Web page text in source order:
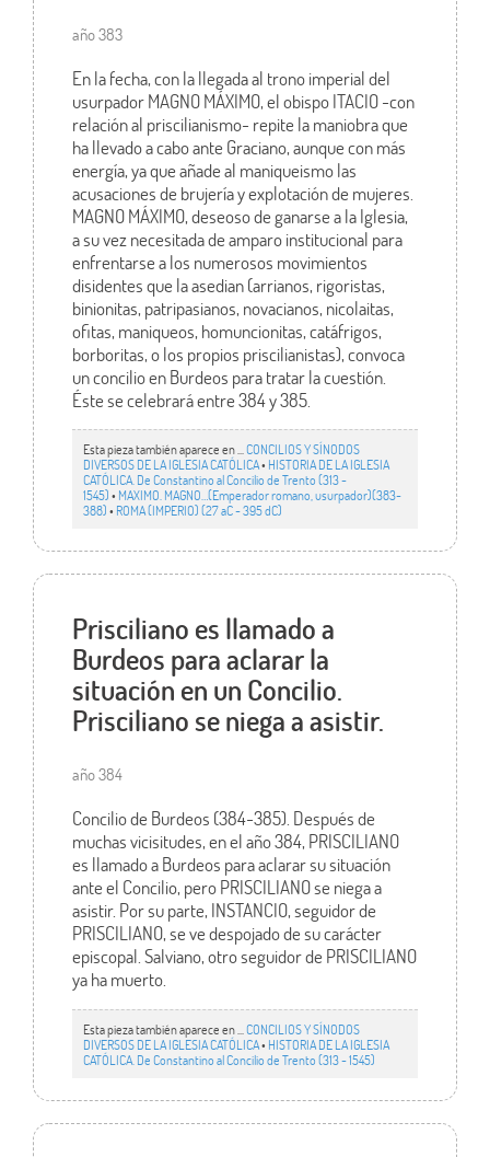
año 383
En la fecha, con la llegada al trono imperial del
usurpador MAGNO MÁXIMO, el obispo ITACIO -con
relación al priscilianismo- repite la maniobra que
ha llevado a cabo ante Graciano, aunque con más
energía, ya que añade al maniqueismo las
acusaciones de brujería y explotación de mujeres.
MAGNO MÁXIMO, deseoso de ganarse a la Iglesia,
a su vez necesitada de amparo institucional para
enfrentarse a los numerosos movimientos
disidentes que la asedian (arrianos, rigoristas,
binionitas, patripasianos, novacianos, nicolaitas,
ofitas, maniqueos, homuncionitas, catáfrigos,
borboritas, o los propios priscilianistas), convoca
un concilio en Burdeos para tratar la cuestión.
Éste se celebrará entre 384 y 385.
Esta pieza también aparece en ... CONCILIOS Y SÍNODOS
DIVERSOS DE LA IGLESIA CATÓLICA• HISTORIA DE LA IGLESIA
CATÓLICA. De Constantino al Concilio de Trento (313 -
1545)• MAXIMO. MAGNO…(Emperador romano, usurpador)(383-
388)• ROMA (IMPERIO) (27 aC - 395 dC)
Prisciliano es llamado a
Burdeos para aclarar la
situación en un Concilio.
Prisciliano se niega a asistir.
año 384
Concilio de Burdeos (384-385). Después de
muchas vicisitudes, en el año 384, PRISCILIANO
es llamado a Burdeos para aclarar su situación
ante el Concilio, pero PRISCILIANO se niega a
asistir. Por su parte, INSTANCIO, seguidor de
PRISCILIANO, se ve despojado de su carácter
episcopal. Salviano, otro seguidor de PRISCILIANO
ya ha muerto.
Esta pieza también aparece en ... CONCILIOS Y SÍNODOS
DIVERSOS DE LA IGLESIA CATÓLICA• HISTORIA DE LA IGLESIA
CATÓLICA. De Constantino al Concilio de Trento (313 - 1545)